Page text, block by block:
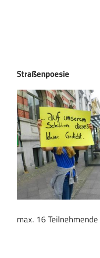
Straßenpoesie
max. 16 Teilnehmende